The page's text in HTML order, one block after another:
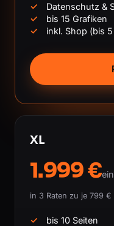
Datenschutz &
bis 15 Grafiken
inkl. Shop (bis
XL
1.999 €
in 3 Raten zu je 799
bis 10 Seiten